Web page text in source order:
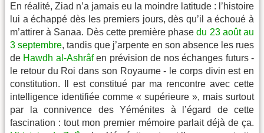
En réalité, Ziad n’a jamais eu la moindre latitude : l’histoire
lui a échappé dès les premiers jours, dès qu’il a échoué à
m’attirer à Sanaa. Dès cette première phasedu 23 août au
3 septembre, tandis que j’arpente en son absence les rues
de Hawdh al-Ashrâfen prévision de nos échanges futurs -
le retour du Roi dans son Royaume - le corps divin est en
constitution. Il est constitué par ma rencontre avec cette
intelligence identifiée comme « supérieure », mais surtout
par la connivence des Yéménites à l’égard de cette
fascination : tout mon premier mémoire parlait déjà de ça.